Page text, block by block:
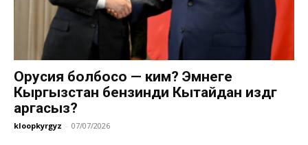
Орусия болбосо — ким? Эмнеге
Кыргызстан бензинди Кытайдан издөөгө
аргасыз?
kloopkyrgyz - 07/07/2026